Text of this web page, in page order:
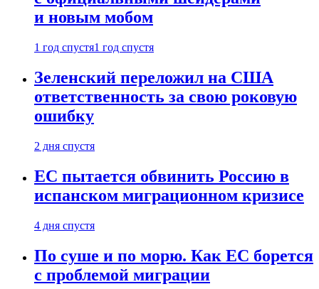
и новым мобом
1 год спустя1 год спустя
Зеленский переложил на США
ответственность за свою роковую
ошибку
2 дня спустя
ЕС пытается обвинить Россию в
испанском миграционном кризисе
4 дня спустя
По суше и по морю. Как ЕС борется
с проблемой миграции